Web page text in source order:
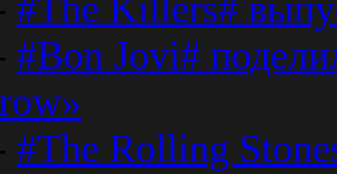
#Bon Jovi#
#The Rolling